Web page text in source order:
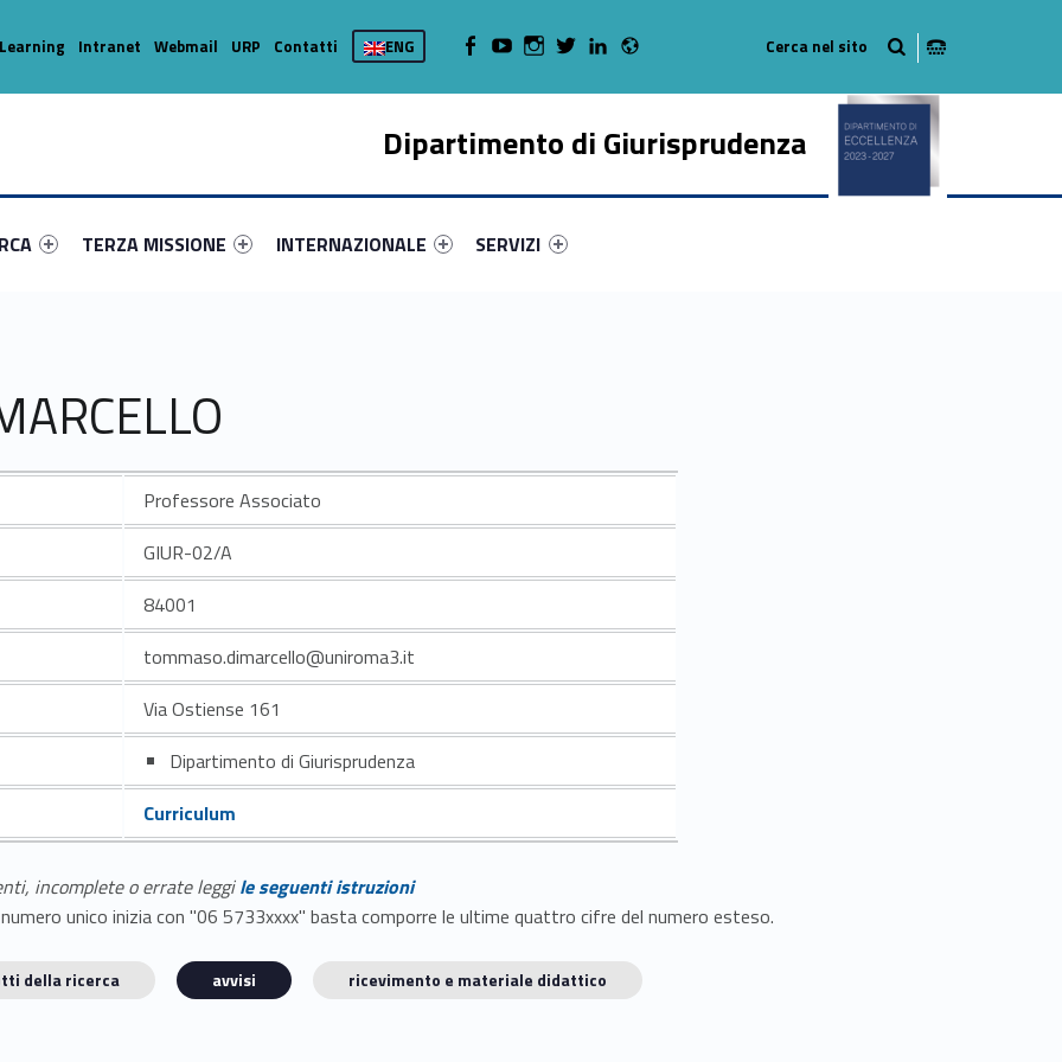
Dipartimento di Giurisprudenza
primary-73563-16
#link-menu-primary-76778-37
Link identifier #link-menu-primary-3011-45
TERZA MISSIONE
Link identifier #link-menu-primary-65239-50
INTERNAZIONALE
Link identifier #link-menu-primary-74822-62
SERVIZI
Intranet Webmail URP Contatti ENG WebMan on Facebook
WebMan on YoutubeWebMan on Instagram
WebMan on TwitterWebMan on LinkedIn
Professore Associato
GIUR-02/A
84001
tommaso.dimarcello@uniroma3.it
Via Ostiense 161
Dipartimento di Giurisprudenza
Curriculum
incomplete o errate leggile seguenti istruzioni
unico inizia con "06 5733xxxx" basta comporre le ultime quattro cifre del numero esteso.
della ricerca avvisi ricevimento e materiale didattico